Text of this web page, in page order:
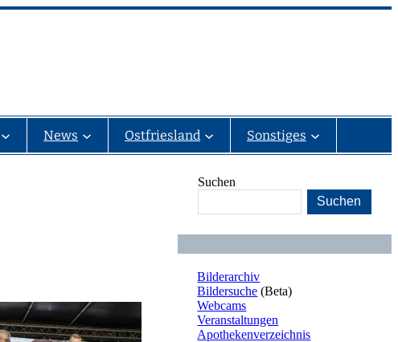
News Ostfriesland Sonstiges
Suchen
Suchen
Bilderarchiv
Bildersuche (Beta)
Webcams
Veranstaltungen
Apothekenverzeichnis